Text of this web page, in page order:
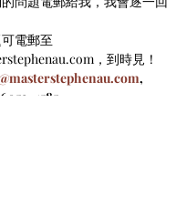
電郵至
，到時見！
,
4585